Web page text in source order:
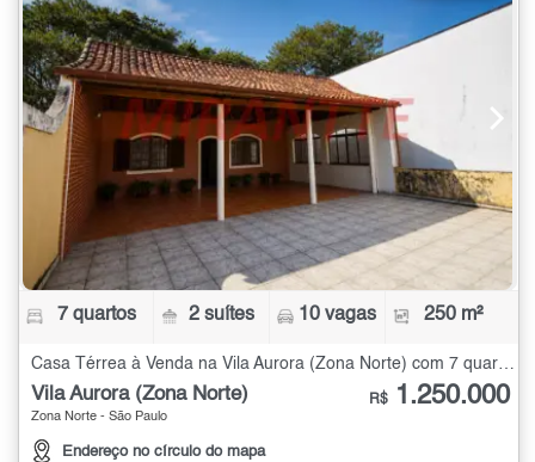
7 quartos 2 suítes 10 vagas 250 m²
Casa Térrea à Venda na Vila Aurora (Zona Norte) com 7 quartos - 250 m²
Vila Aurora (Zona Norte)
Zona Norte - São Paulo
Endereço no círculo do mapa
R$ 1.250.000